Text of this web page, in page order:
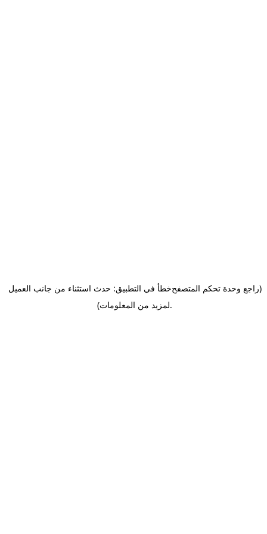
خطأ في التطبيق: حدث استثناء من جانب العميل(راجع وحدة تحكم المتصفح
لمزيد من المعلومات).